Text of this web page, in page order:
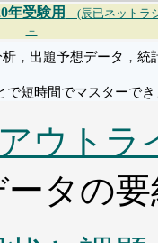
年受験用
(辰已ネットラ
－
，出題予想データ，統
短時間でマスターでき
ウトラ
ータの